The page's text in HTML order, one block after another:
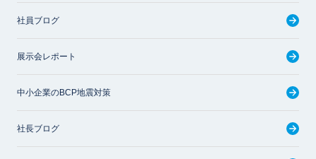
社員ブログ
展示会レポート
中小企業のBCP地震対策
社長ブログ